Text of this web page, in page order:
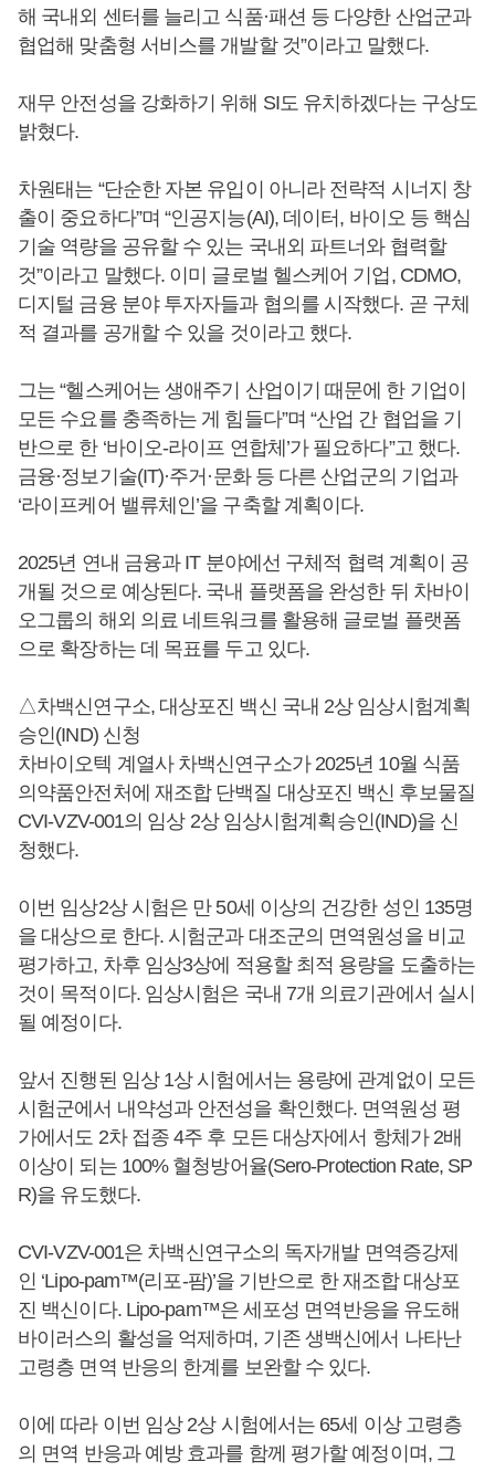
해 국내외 센터를 늘리고 식품·패션 등 다양한 산업군과
협업해 맞춤형 서비스를 개발할 것”이라고 말했다.
재무 안전성을 강화하기 위해 SI도 유치하겠다는 구상도
밝혔다.
차원태는 “단순한 자본 유입이 아니라 전략적 시너지 창
출이 중요하다”며 “인공지능(AI), 데이터, 바이오 등 핵심
기술 역량을 공유할 수 있는 국내외 파트너와 협력할
것”이라고 말했다. 이미 글로벌 헬스케어 기업, CDMO,
디지털 금융 분야 투자자들과 협의를 시작했다. 곧 구체
적 결과를 공개할 수 있을 것이라고 했다.
그는 “헬스케어는 생애주기 산업이기 때문에 한 기업이
모든 수요를 충족하는 게 힘들다”며 “산업 간 협업을 기
반으로 한 ‘바이오-라이프 연합체’가 필요하다”고 했다.
금융·정보기술(IT)·주거·문화 등 다른 산업군의 기업과
‘라이프케어 밸류체인’을 구축할 계획이다.
2025년 연내 금융과 IT 분야에선 구체적 협력 계획이 공
개될 것으로 예상된다. 국내 플랫폼을 완성한 뒤 차바이
오그룹의 해외 의료 네트워크를 활용해 글로벌 플랫폼
으로 확장하는 데 목표를 두고 있다.
△차백신연구소, 대상포진 백신 국내 2상 임상시험계획
승인(IND) 신청
차바이오텍 계열사 차백신연구소가 2025년 10월 식품
의약품안전처에 재조합 단백질 대상포진 백신 후보물질
CVI-VZV-001의 임상 2상 임상시험계획승인(IND)을 신
청했다.
이번 임상2상 시험은 만 50세 이상의 건강한 성인 135명
을 대상으로 한다. 시험군과 대조군의 면역원성을 비교
평가하고, 차후 임상3상에 적용할 최적 용량을 도출하는
것이 목적이다. 임상시험은 국내 7개 의료기관에서 실시
될 예정이다.
앞서 진행된 임상 1상 시험에서는 용량에 관계없이 모든
시험군에서 내약성과 안전성을 확인했다. 면역원성 평
가에서도 2차 접종 4주 후 모든 대상자에서 항체가 2배
이상이 되는 100% 혈청방어율(Sero-Protection Rate, SP
R)을 유도했다.
CVI-VZV-001은 차백신연구소의 독자개발 면역증강제
인 ‘Lipo-pam™(리포-팜)’을 기반으로 한 재조합 대상포
진 백신이다. Lipo-pam™은 세포성 면역반응을 유도해
바이러스의 활성을 억제하며, 기존 생백신에서 나타난
고령층 면역 반응의 한계를 보완할 수 있다.
이에 따라 이번 임상 2상 시험에서는 65세 이상 고령층
의 면역 반응과 예방 효과를 함께 평가할 예정이며, 그